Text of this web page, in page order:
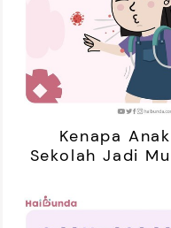
Artis yang Menetap di
Kenapa
Sekolah Jadi